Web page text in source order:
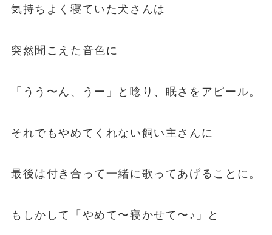
気持ちよく寝ていた犬さんは
突然聞こえた音色に
「うう〜ん、うー」と唸り、眠さをアピール。
それでもやめてくれない飼い主さんに
最後は付き合って一緒に歌ってあげることに。
もしかして「やめて〜寝かせて〜♪」と